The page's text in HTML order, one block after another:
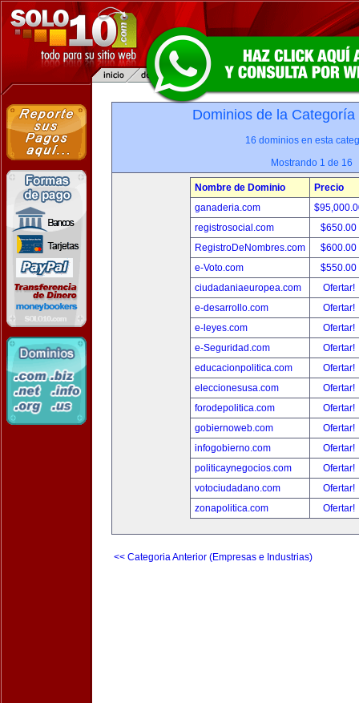
Dominios de la
16 dominios en esta
Mostrando 1 de 16
Nombre de Dominio
Precio
ganaderia.com
registrosocial.com
$650.00
RegistroDeNombres.com
$600.00
e-Voto.com
$550.00
ciudadaniaeuropea.com
Ofertar!
e-desarrollo.com
Ofertar!
e-leyes.com
Ofertar!
e-Seguridad.com
Ofertar!
educacionpolitica.com
Ofertar!
eleccionesusa.com
Ofertar!
forodepolitica.com
Ofertar!
gobiernoweb.com
Ofertar!
infogobierno.com
Ofertar!
politicaynegocios.com
Ofertar!
votociudadano.com
Ofertar!
zonapolitica.com
Ofertar!
<< Categoria Anterior (Empresas e Industrias)